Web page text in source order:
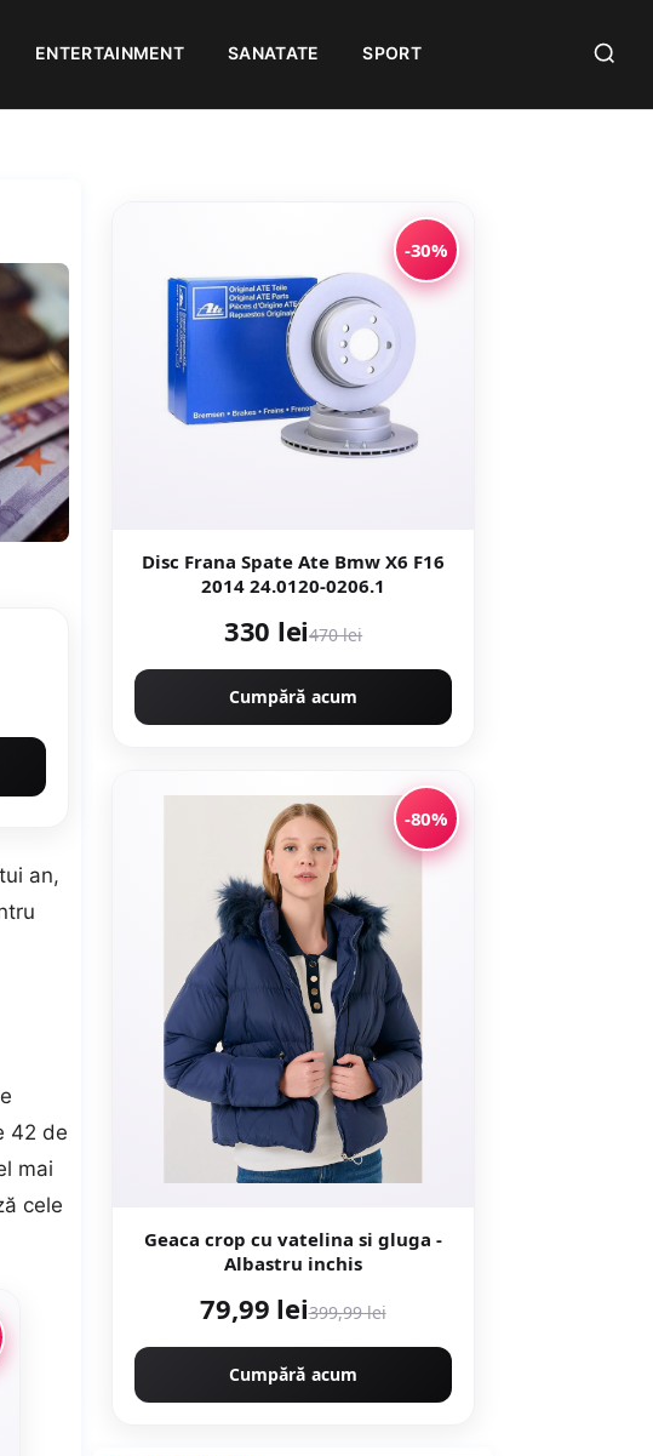
ENTERTAINMENT SANATATE SPORT
an,
42 de
mai
cele
-30%
Disc Frana Spate Ate Bmw X6 F16
2014 24.0120-0206.1
330 lei470 lei
Cumpără acum
-80%
Geaca crop cu vatelina si gluga -
Albastru inchis
79,99 lei399,99 lei
Cumpără acum